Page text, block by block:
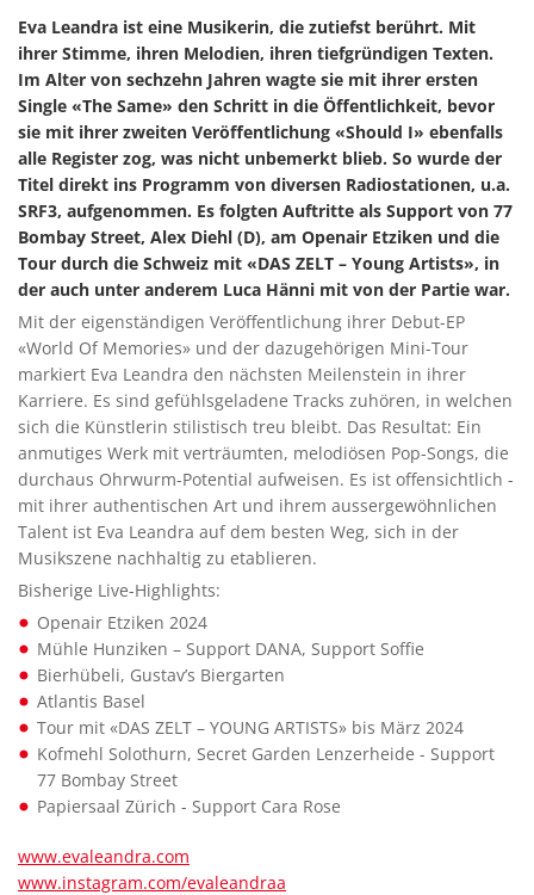
Eva Leandra ist eine Musikerin, die zutiefst berührt. Mit
ihrer Stimme, ihren Melodien, ihren tiefgründigen Texten.
Im Alter von sechzehn Jahren wagte sie mit ihrer ersten
Single «The Same» den Schritt in die Öffentlichkeit, bevor
sie mit ihrer zweiten Veröffentlichung «Should I» ebenfalls
alle Register zog, was nicht unbemerkt blieb. So wurde der
Titel direkt ins Programm von diversen Radiostationen, u.a.
SRF3, aufgenommen. Es folgten Auftritte als Support von 77
Bombay Street, Alex Diehl (D), am Openair Etziken und die
Tour durch die Schweiz mit «DAS ZELT – Young Artists», in
der auch unter anderem Luca Hänni mit von der Partie war.
Mit der eigenständigen Veröffentlichung ihrer Debut-EP
«World Of Memories» und der dazugehörigen Mini-Tour
markiert Eva Leandra den nächsten Meilenstein in ihrer
Karriere. Es sind gefühlsgeladene Tracks zuhören, in welchen
sich die Künstlerin stilistisch treu bleibt. Das Resultat: Ein
anmutiges Werk mit verträumten, melodiösen Pop-Songs, die
durchaus Ohrwurm-Potential aufweisen. Es ist offensichtlich -
mit ihrer authentischen Art und ihrem aussergewöhnlichen
Talent ist Eva Leandra auf dem besten Weg, sich in der
Musikszene nachhaltig zu etablieren.
Bisherige Live-Highlights:
Openair Etziken 2024
Mühle Hunziken – Support DANA, Support Soffie
Bierhübeli, Gustav’s Biergarten
Atlantis Basel
Tour mit «DAS ZELT – YOUNG ARTISTS» bis März 2024
Kofmehl Solothurn, Secret Garden Lenzerheide - Support
77 Bombay Street
Papiersaal Zürich - Support Cara Rose
www.evaleandra.com
www.instagram.com/evaleandraa